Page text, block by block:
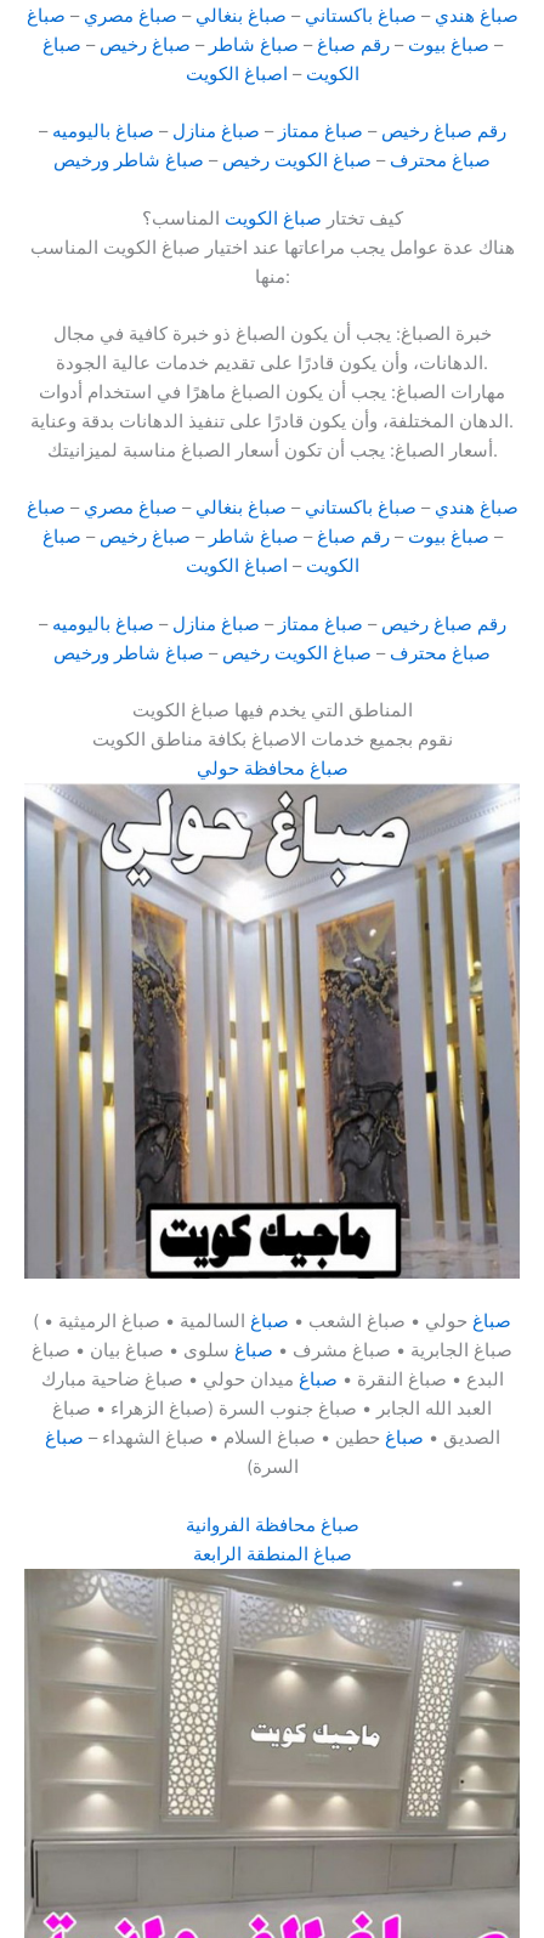
صباغ هندي – صباغ باكستاني – صباغ بنغالي – صباغ مصري – صباغ
– صباغ بيوت –رقم صباغ – صباغ شاطر – صباغ رخيص – صباغ
الكويت – اصباغ الكويت
رقم صباغ رخيص – صباغ ممتاز – صباغ منازل – صباغ باليوميه –
صباغ محترف – صباغ الكويت رخيص – صباغ شاطر ورخيص
كيف تختار صباغ الكويت المناسب؟
هناك عدة عوامل يجب مراعاتها عند اختيار صباغ الكويت المناسب
منها:
خبرة الصباغ: يجب أن يكون الصباغ ذو خبرة كافية في مجال
الدهانات، وأن يكون قادرًا على تقديم خدمات عالية الجودة.
مهارات الصباغ: يجب أن يكون الصباغ ماهرًا في استخدام أدوات
الدهان المختلفة، وأن يكون قادرًا على تنفيذ الدهانات بدقة وعناية.
أسعار الصباغ: يجب أن تكون أسعار الصباغ مناسبة لميزانيتك.
صباغ هندي – صباغ باكستاني – صباغ بنغالي – صباغ مصري – صباغ
– صباغ بيوت –رقم صباغ – صباغ شاطر – صباغ رخيص – صباغ
الكويت – اصباغ الكويت
رقم صباغ رخيص – صباغ ممتاز – صباغ منازل – صباغ باليوميه –
صباغ محترف – صباغ الكويت رخيص – صباغ شاطر ورخيص
المناطق التي يخدم فيها صباغ الكويت
نقوم بجميع خدمات الاصباغ بكافة مناطق الكويت
صباغ محافظة حولي
( صباغ حولي • صباغ الشعب • صباغ السالمية • صباغ الرميثية •
صباغ الجابرية • صباغ مشرف • صباغ سلوى • صباغ بيان • صباغ
البدع • صباغ النقرة • صباغ ميدان حولي • صباغ ضاحية مبارك
العبد الله الجابر • صباغ جنوب السرة (صباغ الزهراء • صباغ
الصديق • صباغ حطين • صباغ السلام • صباغ الشهداء – صباغ
السرة)
صباغ محافظة الفروانية
صباغ المنطقة الرابعة